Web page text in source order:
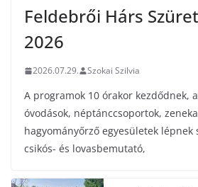
Feldebrői Hárs
2026
2026.07.29. Szokai Szilvia
A programok 10 órakor kezdődnek,
óvodások, néptánccsoportok,
hagyományőrző egyesületek lépnek
csikós- és lovasbemutató,